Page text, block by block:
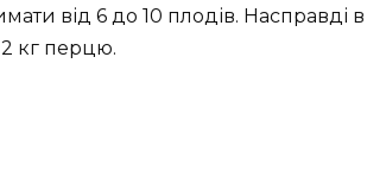
від 6 до 10 плодів. Насправді в
кг перцю.